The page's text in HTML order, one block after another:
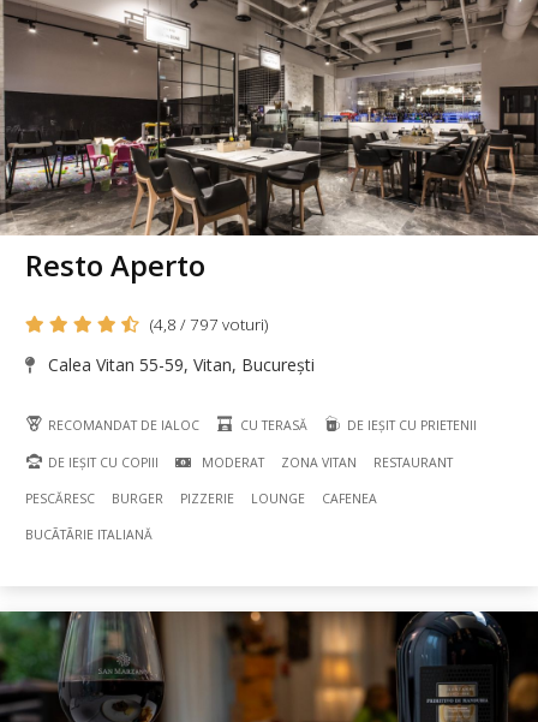
Resto Aperto
(4,8 / 797 voturi)
Calea Vitan 55-59, Vitan, București
RECOMANDAT DE IALOC CU TERASĂ DE IEȘIT CU PRIETENII
DE IEȘIT CU COPIII MODERAT ZONA VITAN RESTAURANT
PESCĂRESC BURGER PIZZERIE LOUNGE CAFENEA
BUCÃTÃRIE ITALIANĂ